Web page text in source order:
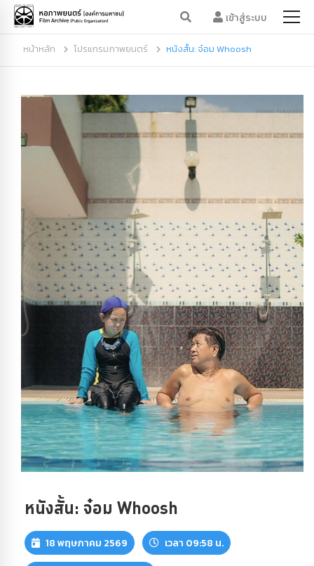
เข้าสู่ระบบ
หน้าหลัก โปรแกรมภาพยนตร์ หนังสั้น: จ๋อม Whoosh
หนังสั้น: จ๋อม Whoosh
18 พฤษภาคม 2569 เวลา 09:58 น.